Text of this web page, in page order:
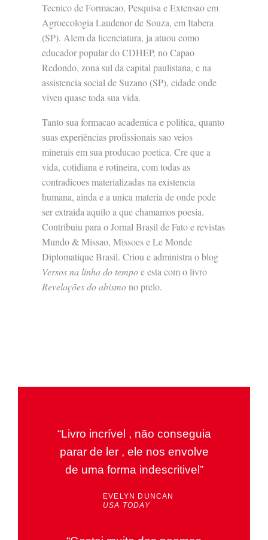
Tecnico de Formacao, Pesquisa e Extensao em
Agroecologia Laudenor de Souza, em Itabera
(SP). Alem da licenciatura, ja atuou como
educador popular do CDHEP, no Capao
Redondo, zona sul da capital paulistana, e na
assistencia social de Suzano (SP), cidade onde
viveu quase toda sua vida.
Tanto sua formacao academica e politica, quanto
suas experiências profissionais sao veios
minerais em sua producao poetica. Cre que a
vida, cotidiana e rotineira, com todas as
contradicoes materializadas na existencia
humana, ainda e a unica materia de onde pode
ser extraida aquilo a que chamamos poesia.
Contribuiu para o Jornal Brasil de Fato e revistas
Mundo & Missao, Missoes e Le Monde
Diplomatique Brasil. Criou e administra o blog
Versos na linha do tempoe esta com o livro
Revelações do abismono prelo.
“Livro incrível , não conseguia
parar de ler , ele nos envolve
de uma forma indescritivel”
EVELYN DUNCAN
USA TODAY